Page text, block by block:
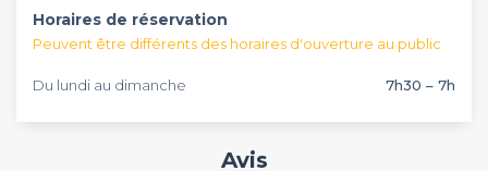
Horaires de réservation
Peuvent être différents des horaires d'ouverture au public
Du lundi au dimanche 7h30 – 7h
Avis